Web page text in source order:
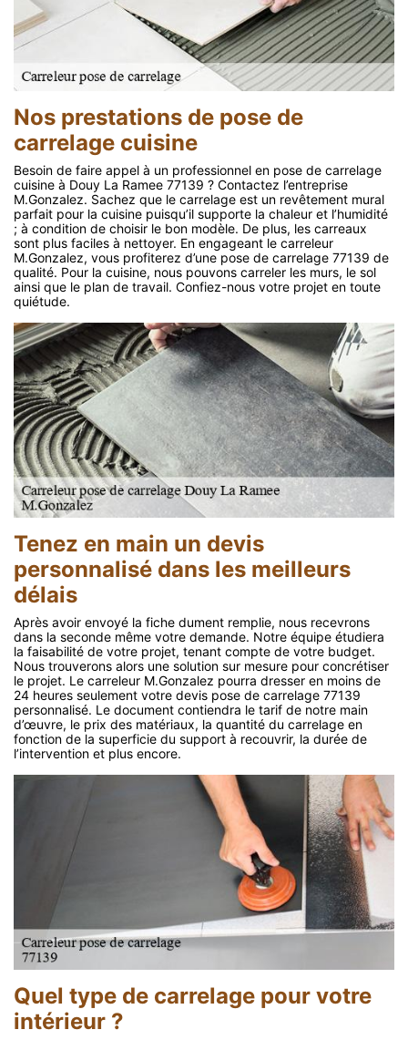
Nos prestations de pose de
carrelage cuisine
Besoin de faire appel à un professionnel en pose de carrelage
cuisine à Douy La Ramee 77139 ? Contactez l’entreprise
M.Gonzalez. Sachez que le carrelage est un revêtement mural
parfait pour la cuisine puisqu’il supporte la chaleur et l’humidité
; à condition de choisir le bon modèle. De plus, les carreaux
sont plus faciles à nettoyer. En engageant le carreleur
M.Gonzalez, vous profiterez d’une pose de carrelage 77139 de
qualité. Pour la cuisine, nous pouvons carreler les murs, le sol
ainsi que le plan de travail. Confiez-nous votre projet en toute
quiétude.
Tenez en main un devis
personnalisé dans les meilleurs
délais
Après avoir envoyé la fiche dument remplie, nous recevrons
dans la seconde même votre demande. Notre équipe étudiera
la faisabilité de votre projet, tenant compte de votre budget.
Nous trouverons alors une solution sur mesure pour concrétiser
le projet. Le carreleur M.Gonzalez pourra dresser en moins de
24 heures seulement votre devis pose de carrelage 77139
personnalisé. Le document contiendra le tarif de notre main
d’œuvre, le prix des matériaux, la quantité du carrelage en
fonction de la superficie du support à recouvrir, la durée de
l’intervention et plus encore.
Quel type de carrelage pour votre
intérieur ?